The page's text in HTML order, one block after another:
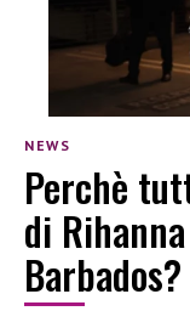
NEWS
Perchè
di